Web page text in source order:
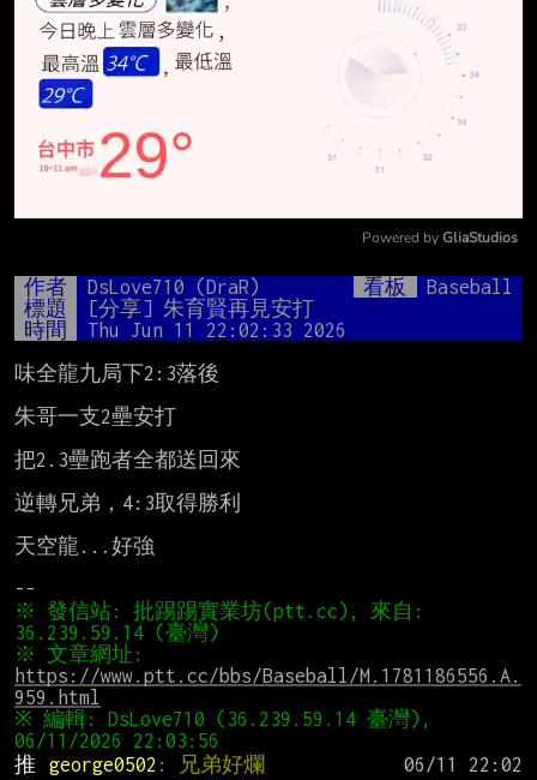
Mute
Powered by GliaStudios
作者 DsLove710 (DraR) 看板
Baseball
標題
[分享] 朱育賢再見安打
時間
Thu Jun 11 22:02:33 2026
味全龍九局下2:3落後
朱哥一支2壘安打
把2.3壘跑者全都送回來
逆轉兄弟，4:3取得勝利
天空龍...好強
※ 發信站: 批踢踢實業坊(ptt.cc), 來自:
https://www.ptt.cc/bbs/Baseball/M.1781186556.A.
959.html
※ 編輯: DsLove710 (36.239.59.14 臺灣),
推
george0502 : 兄弟好爛